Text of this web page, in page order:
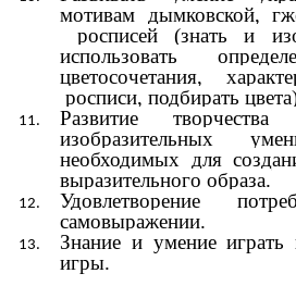
мотивам дымковской,
росписей (знать и
использовать
цветосочетания,
росписи, подбирать
Развитие
изобразительных
необходимых для
выразительного образа.
Удовлетворение
самовыражении.
Знание и умение играть
игры.